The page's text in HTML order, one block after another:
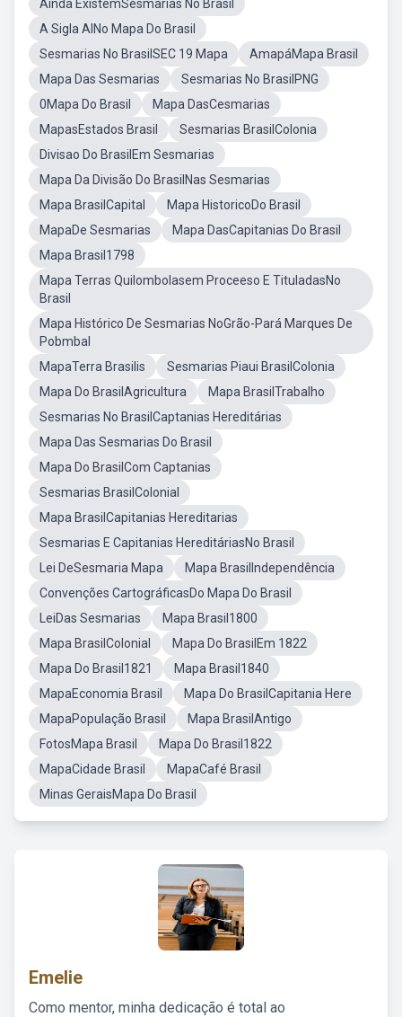
Ainda ExistemSesmarias No Brasil
A Sigla AlNo Mapa Do Brasil
Sesmarias No BrasilSEC 19 Mapa
AmapáMapa Brasil
Mapa Das Sesmarias
Sesmarias No BrasilPNG
0Mapa Do Brasil
Mapa DasCesmarias
MapasEstados Brasil
Sesmarias BrasilColonia
Divisao Do BrasilEm Sesmarias
Mapa Da Divisão Do BrasilNas Sesmarias
Mapa BrasilCapital
Mapa HistoricoDo Brasil
MapaDe Sesmarias
Mapa DasCapitanias Do Brasil
Mapa Brasil1798
Mapa Terras Quilombolasem Proceeso E TituladasNo
Brasil
Mapa Histórico De Sesmarias NoGrão-Pará Marques De
Pobmbal
MapaTerra Brasilis
Sesmarias Piaui BrasilColonia
Mapa Do BrasilAgricultura
Mapa BrasilTrabalho
Sesmarias No BrasilCaptanias Hereditárias
Mapa Das Sesmarias Do Brasil
Mapa Do BrasilCom Captanias
Sesmarias BrasilColonial
Mapa BrasilCapitanias Hereditarias
Sesmarias E Capitanias HereditáriasNo Brasil
Lei DeSesmaria Mapa
Mapa BrasilIndependência
Convenções CartográficasDo Mapa Do Brasil
LeiDas Sesmarias
Mapa Brasil1800
Mapa BrasilColonial
Mapa Do BrasilEm 1822
Mapa Do Brasil1821
Mapa Brasil1840
MapaEconomia Brasil
Mapa Do BrasilCapitania Here
MapaPopulação Brasil
Mapa BrasilAntigo
FotosMapa Brasil
Mapa Do Brasil1822
MapaCidade Brasil
MapaCafé Brasil
Minas GeraisMapa Do Brasil
Emelie
Como mentor, minha dedicação é total ao